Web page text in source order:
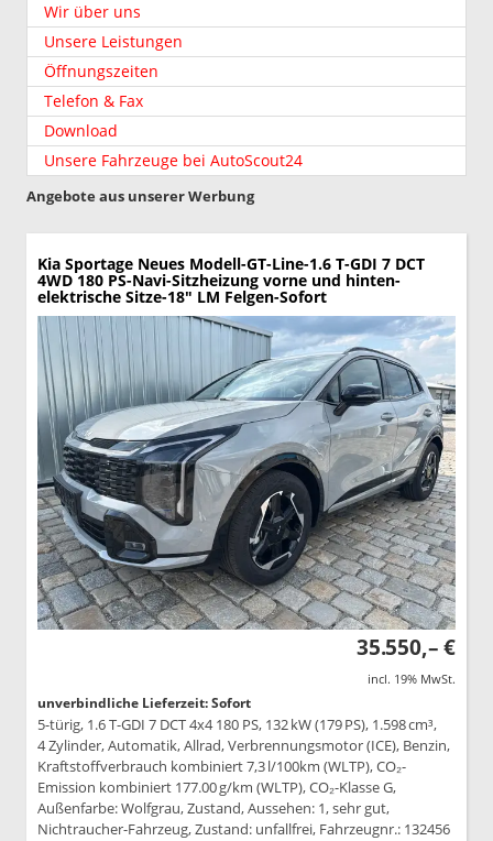
Wir über uns
Unsere Leistungen
Öffnungszeiten
Telefon & Fax
Download
Unsere Fahrzeuge bei AutoScout24
Angebote aus unserer Werbung
Kia Sportage Neues Modell-GT-Line-1.6 T-GDI 7 DCT
4WD 180 PS-Navi-Sitzheizung vorne und hinten-
elektrische Sitze-18" LM Felgen-Sofort
35.550,– €
incl. 19% MwSt.
unverbindliche Lieferzeit: Sofort
5-türig, 1.6 T-GDI 7 DCT 4x4 180 PS, 132 kW (179 PS), 1.598 cm³,
4 Zylinder, Automatik, Allrad, Verbrennungsmotor (ICE), Benzin,
Kraftstoffverbrauch kombiniert 7,3 l/100km (WLTP), CO₂-
Emission kombiniert 177.00 g/km (WLTP), CO₂-Klasse G,
Außenfarbe: Wolfgrau, Zustand, Aussehen: 1, sehr gut,
Nichtraucher-Fahrzeug, Zustand: unfallfrei, Fahrzeugnr.: 132456